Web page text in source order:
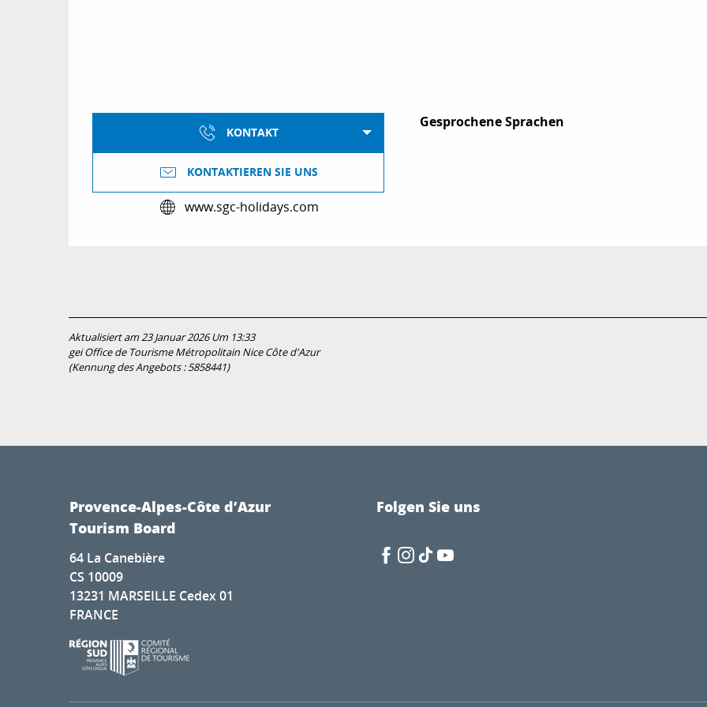
KONTAKT
KONTAKTIEREN SIE UNS
www.sgc-holidays.com
Gesprochene Sprachen
Gesprochene Sprachen
Aktualisiert am 23 Januar 2026 Um 13:33
gei Office de Tourisme Métropolitain Nice Côte d'Azur
(Kennung des Angebots :5858441)
Provence-Alpes-Côte d’Azur
Tourism Board
64 La Canebière
CS 10009
13231 MARSEILLE Cedex 01
FRANCE
Folgen Sie uns